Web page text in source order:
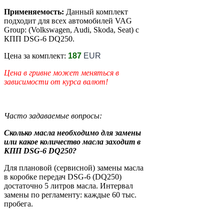
Применяемость: Данный комплект
подходит для всех автомобилей VAG
Group: (Volkswagen, Audi, Skoda, Seat) с
КПП DSG-6 DQ250.
Цена за комплект: 187 EUR
Цена в гривне может меняться в
зависимости от курса валют!
Часто задаваемые вопросы:
Сколько масла необходимо для замены
или какое количество масла заходит в
КПП DSG-6 DQ250?
Для плановой (сервисной) замены масла
в коробке передач DSG-6 (DQ250)
достаточно 5 литров масла. Интервал
замены по регламенту: каждые 60 тыс.
пробега.